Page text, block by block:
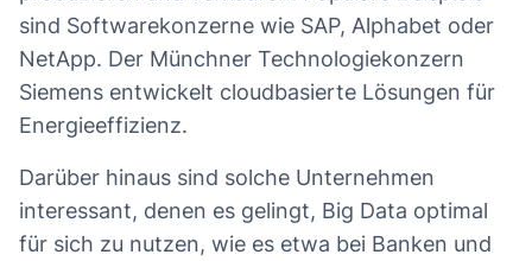
sind Softwarekonzerne wie SAP, Alphabet oder
NetApp. Der Münchner Technologiekonzern
Siemens entwickelt cloudbasierte Lösungen für
Energieeffizienz.
Darüber hinaus sind solche Unternehmen
interessant, denen es gelingt, Big Data optimal
für sich zu nutzen, wie es etwa bei Banken und